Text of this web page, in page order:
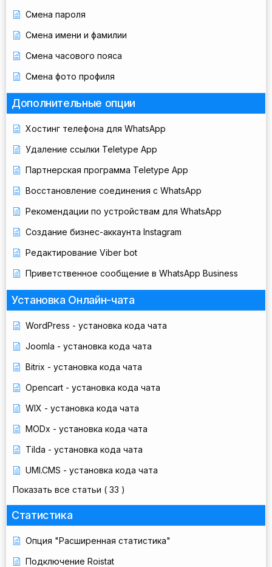
Смена пароля
Смена имени и фамилии
Смена часового пояса
Смена фото профиля
Дополнительные опции
Хостинг телефона для WhatsApp
Удаление ссылки Teletype App
Партнерская программа Teletype App
Восстановление соединения с WhatsApp
Рекомендации по устройствам для WhatsApp
Создание бизнес-аккаунта Instagram
Редактирование Viber bot
Приветственное сообщение в WhatsApp Business
Установка Онлайн-чата
WordPress - установка кода чата
Joomla - установка кода чата
Bitrix - установка кода чата
Opencart - установка кода чата
WIX - установка кода чата
MODx - установка кода чата
Tilda - установка кода чата
UMI.CMS - установка кода чата
Показать все статьи ( 33 )
Статистика
Опция "Расширенная статистика"
Подключение Roistat